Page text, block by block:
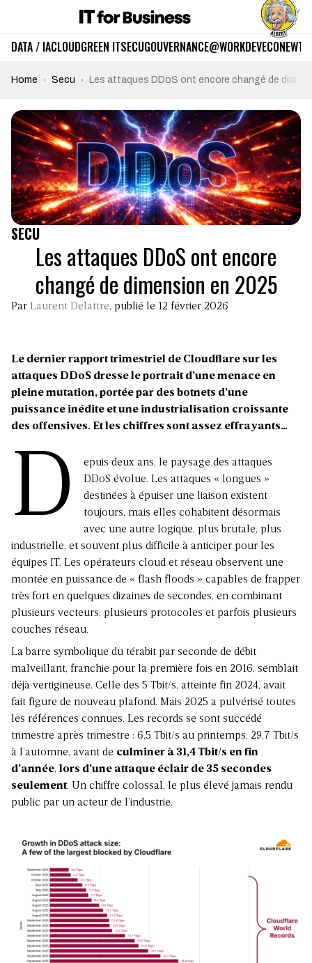
DATA / IACLOUDGREEN ITSECUGOUVERNANCE@WORKDEVECO
Home Secu Les attaques DDoS ont encore changé de
SECU
Les attaques DDoS ont encore
changé de dimension en 2025
Par Laurent Delattre, publié le 12 février 2026
Le dernier rapport trimestriel de Cloudflare sur les
attaques DDoS dresse le portrait d’une menace en
pleine mutation, portée par des botnets d’une
puissance inédite et une industrialisation croissante
des offensives. Et les chiffres sont assez effrayants…
D epuis deux ans, le paysage des attaques
DDoS évolue. Les attaques « longues »
destinées à épuiser une liaison existent
toujours, mais elles cohabitent désormais
avec une autre logique, plus brutale, plus
industrielle, et souvent plus difficile à anticiper pour les
équipes IT. Les opérateurs cloud et réseau observent une
montée en puissance de « flash floods » capables de frapper
très fort en quelques dizaines de secondes, en combinant
plusieurs vecteurs, plusieurs protocoles et parfois plusieurs
couches réseau.
La barre symbolique du térabit par seconde de débit
malveillant, franchie pour la première fois en 2016, semblait
déjà vertigineuse. Celle des 5 Tbit/s, atteinte fin 2024, avait
fait figure de nouveau plafond. Mais 2025 a pulvérisé toutes
les références connues. Les records se sont succédé
trimestre après trimestre : 6,5 Tbit/s au printemps, 29,7 Tbit/s
à l’automne, avant de culminer à 31,4 Tbit/s en fin
d’année, lors d’une attaque éclair de 35 secondes
seulement. Un chiffre colossal, le plus élevé jamais rendu
public par un acteur de l’industrie.